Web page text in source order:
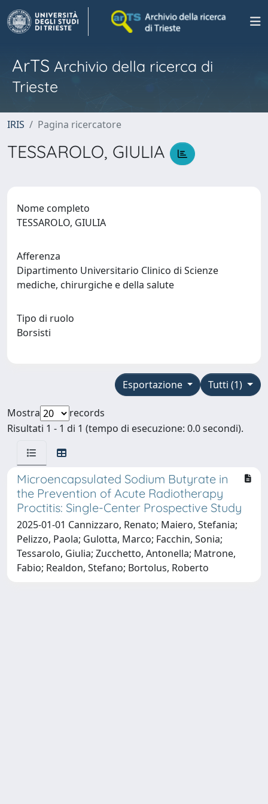
ArTS Archivio della ricerca di
Trieste
IRIS Pagina ricercatore
TESSAROLO, GIULIA
Nome completo
TESSAROLO, GIULIA
Afferenza
Dipartimento Universitario Clinico di Scienze
mediche, chirurgiche e della salute
Tipo di ruolo
Borsisti
Tutti (1)
Esportazione
Mostra
records
Risultati 1 - 1 di 1 (tempo di esecuzione: 0.0 secondi).
Microencapsulated Sodium Butyrate in
the Prevention of Acute Radiotherapy
Proctitis: Single-Center Prospective Study
2025-01-01 Cannizzaro, Renato; Maiero, Stefania;
Pelizzo, Paola; Gulotta, Marco; Facchin, Sonia;
Tessarolo, Giulia; Zucchetto, Antonella; Matrone,
Fabio; Realdon, Stefano; Bortolus, Roberto